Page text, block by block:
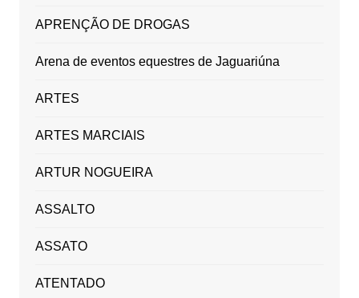
APRENÇÃO DE DROGAS
Arena de eventos equestres de Jaguariúna
ARTES
ARTES MARCIAIS
ARTUR NOGUEIRA
ASSALTO
ASSATO
ATENTADO